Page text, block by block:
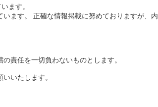
ます。
ます。 正確な情報掲載に努めておりますが、内
の責任を一切負わないものとします。
いたします。